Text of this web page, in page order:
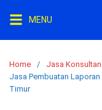
content
MENU
Home
Jasa
Jasa Pembuatan
Timur